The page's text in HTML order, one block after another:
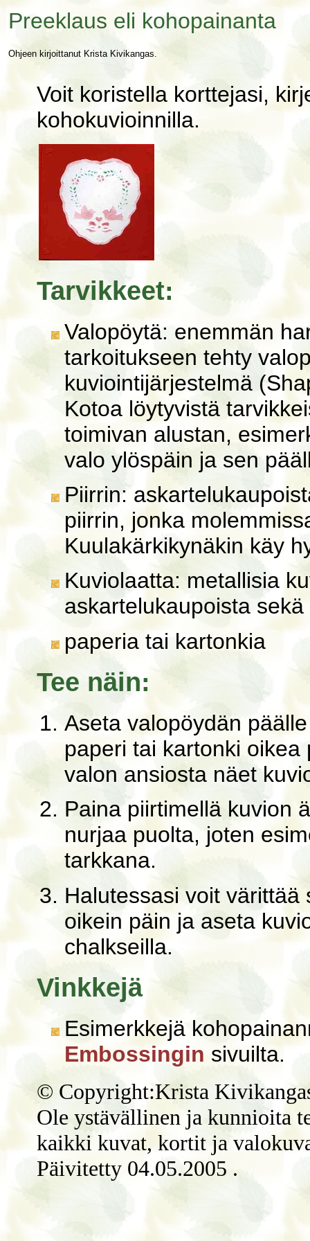
Preeklaus eli kohopainanta
Ohjeen kirjoittanut Krista Kivikangas.
Voit koristella korttejasi,
kohokuvioinnilla.
Tarvikkeet:
Valopöytä: enemmän
tarkoitukseen tehty
kuviointijärjestelmä
Kotoa löytyvistä
toimivan alustan,
valo ylöspäin ja sen
Piirrin:
piirrin, jonka
Kuulakärkikynäkin käy
Kuviolaatta: metallisia
askartelukaupoista
paperia tai kartonkia
Tee näin:
Aseta valopöydän
paperi tai kartonki
valon ansiosta näet
Paina piirtimellä kuvion
nurjaa puolta, joten
tarkkana.
Halutessasi voit
oikein päin ja aseta
chalkseilla.
Vinkkejä
Esimerkkejä
Embossingin sivuilta.
© Copyright:Krista
Ole ystävällinen ja kunnioita
kaikki kuvat, kortit ja
Päivitetty 04.05.2005 .